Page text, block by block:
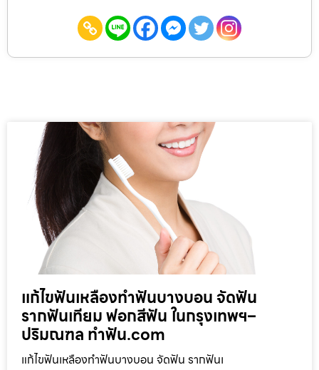
แก้ไขฟันเหลืองทำฟันบางบอน จัดฟัน
รากฟันเทียม ฟอกสีฟัน ในกรุงเทพฯ–
ปริมณฑล ทำฟัน.com
แก้ไขฟันเหลืองทำฟันบางบอน จัดฟัน รากฟันเ